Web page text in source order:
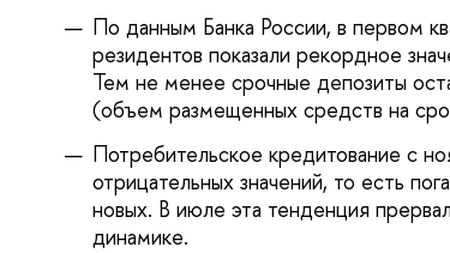
По данным Банка России, в первом
резидентов показали рекордное
Тем не менее срочные депозиты
(объем размещенных средств на
Потребительское кредитование с
отрицательных значений, то есть
новых. В июле эта тенденция
динамике.